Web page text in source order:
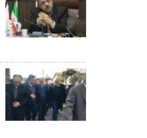
۰۷ تیر ۱۴۰۵
۲۸ آذر ۱۴۰۳